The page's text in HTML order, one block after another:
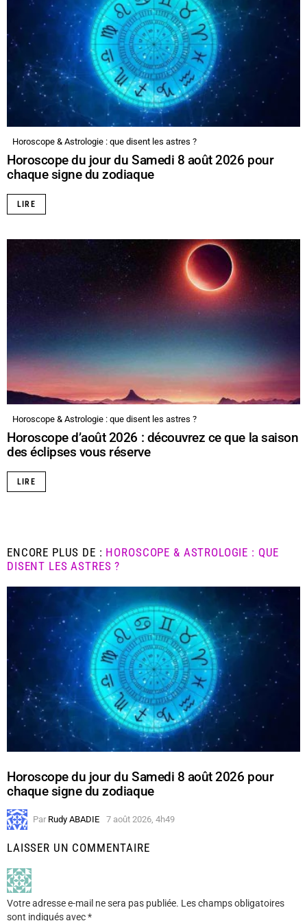
Horoscope & Astrologie : que disent les astres ?
Horoscope du jour du Samedi 8 août 2026 pour
chaque signe du zodiaque
LIRE
Horoscope & Astrologie : que disent les astres ?
Horoscope d’août 2026 : découvrez ce que la saison
des éclipses vous réserve
LIRE
ENCORE PLUS DE : HOROSCOPE & ASTROLOGIE : QUE
DISENT LES ASTRES ?
Horoscope du jour du Samedi 8 août 2026 pour
chaque signe du zodiaque
Par Rudy ABADIE 7 août 2026, 4h49
LAISSER UN COMMENTAIRE
Votre adresse e-mail ne sera pas publiée. Les champs obligatoires
sont indiqués avec*